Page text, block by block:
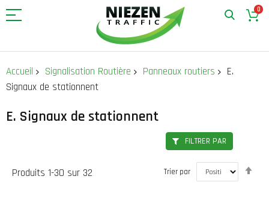
0
contenu
Accueil Signalisation Routière Panneaux routiers
E.
Signaux de stationnent
E. Signaux de stationnent
Produits 1-30 sur 32 Trier par
FILTRER PAR